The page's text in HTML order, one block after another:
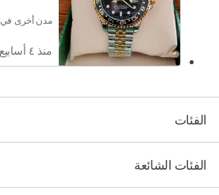
مدن أخرى في
منذ ٤ أسابيع
الفئات
الفئات الشائعة